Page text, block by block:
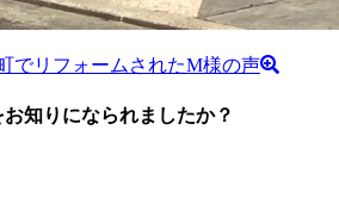
知りになられましたか？